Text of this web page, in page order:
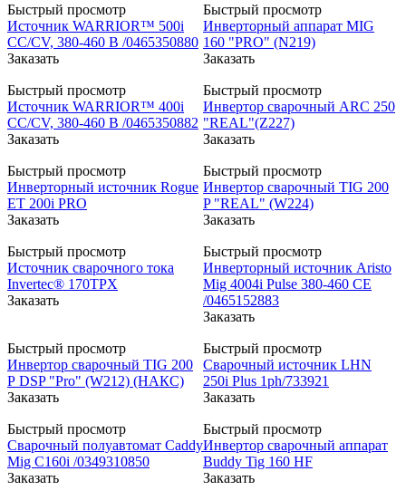
Быстрый просмотр
Источник WARRIOR™ 500i
CC/CV, 380-460 В /0465350880
Заказать
Быстрый просмотр
Инверторный аппарат MIG
160 "PRO" (N219)
Заказать
Быстрый просмотр
Источник WARRIOR™ 400i
CC/CV, 380-460 В /0465350882
Заказать
Быстрый просмотр
Инвертор сварочный ARC 250
"REAL"(Z227)
Заказать
Быстрый просмотр
Инверторный источник Rogue
ET 200i PRO
Заказать
Быстрый просмотр
Инвертор сварочный TIG 200
P "REAL" (W224)
Заказать
Быстрый просмотр
Источник сварочного тока
Invertec® 170TPX
Заказать
Быстрый просмотр
Инверторный источник Aristo
Mig 4004i Pulse 380-460 CE
/0465152883
Заказать
Быстрый просмотр
Инвертор сварочный TIG 200
Р DSP "Pro" (W212) (НАКС)
Заказать
Быстрый просмотр
Сварочный источник LHN
250i Plus 1ph/733921
Заказать
Быстрый просмотр
Сварочный полуавтомат Caddy
Mig C160i /0349310850
Заказать
Быстрый просмотр
Инвертор сварочный аппарат
Buddy Tig 160 HF
Заказать